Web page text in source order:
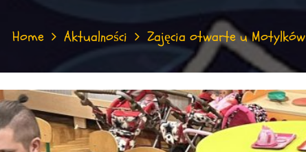
Home Aktualności Zajęcia otwarte u Motylków